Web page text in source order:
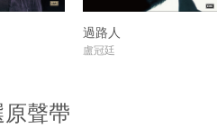
過路人
盧冠廷
聲帶